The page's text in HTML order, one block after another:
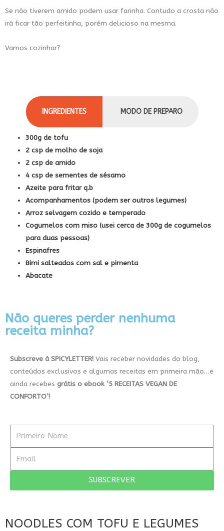
Se não tiverem amido podem usar farinha. Contudo a crosta não
irá ficar tão perfeitinha, porém delicioso na mesma.
Vamos cozinhar?
INGREDIENTES MODO DE PREPARO
300g de tofu
2 csp de molho de soja
2 csp de amido
4 csp de sementes de sésamo
Azeite para fritar q.b
Acompanhamentos (podem ser outros legumes)
Arroz selvagem cozido e temperado
Cogumelos com miso (usei cerca de 300g de cogumelos
para duas pessoas)
Espinafres
Bimi salteados com sal e pimenta
Abacate
Não queres perder nenhuma
receita minha?
Subscreve à SPICYLETTER! Vais receber novidades do blog,
conteúdos exclusivos e algumas receitas em primeira mão…e
ainda recebes grátis o ebook ‘5 RECEITAS VEGAN DE
CONFORTO’!
SUBSCREVER
NOODLES COM TOFU E LEGUMES